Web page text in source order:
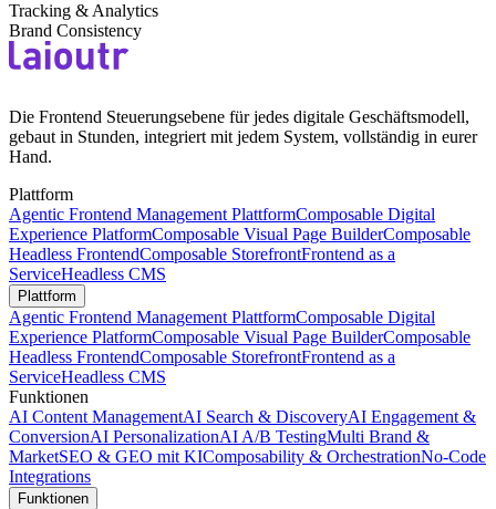
Tracking & Analytics
Brand Consistency
Die Frontend Steuerungsebene für jedes digitale Geschäftsmodell,
gebaut in Stunden, integriert mit jedem System, vollständig in eurer
Hand.
Plattform
Agentic Frontend Management PlattformComposable Digital
Experience PlatformComposable Visual Page BuilderComposable
Headless FrontendComposable StorefrontFrontend as a
ServiceHeadless CMS
Plattform
Agentic Frontend Management PlattformComposable Digital
Experience PlatformComposable Visual Page BuilderComposable
Headless FrontendComposable StorefrontFrontend as a
ServiceHeadless CMS
Funktionen
AI Content ManagementAI Search & DiscoveryAI Engagement &
ConversionAI PersonalizationAI A/B TestingMulti Brand &
MarketSEO & GEO mit KIComposability & OrchestrationNo-Code
Integrations
Funktionen